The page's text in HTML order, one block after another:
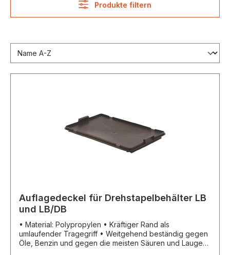
Produkte filtern
Auflagedeckel für Drehstapelbehälter LB
und LB/DB
• Material: Polypropylen • Kräftiger Rand als
umlaufender Tragegriff • Weitgehend beständig gegen
Öle, Benzin und gegen die meisten Säuren und Laugen